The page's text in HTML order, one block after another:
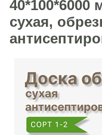
40*100*6000
сухая,